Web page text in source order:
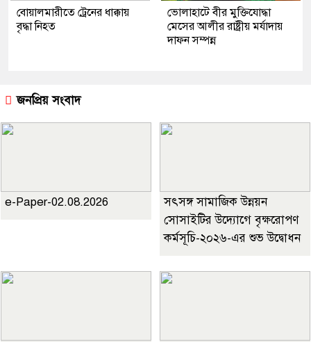
বোয়ালমারীতে ট্রেনের ধাক্কায়
বৃদ্ধা নিহত
ভোলাহাটে বীর মুক্তিযোদ্ধা
মেসের আলীর রাষ্ট্রীয় মর্যাদায়
দাফন সম্পন্ন
জনপ্রিয় সংবাদ
e-Paper-02.08.2026
সৎসঙ্গ সামাজিক উন্নয়ন
সোসাইটির উদ্যোগে বৃক্ষরোপণ
কর্মসূচি-২০২৬-এর শুভ উদ্বোধন